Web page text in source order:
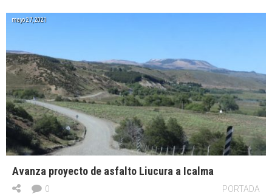
mayo 27, 2021
Avanza proyecto de asfalto Liucura a Icalma
PORTADA
0